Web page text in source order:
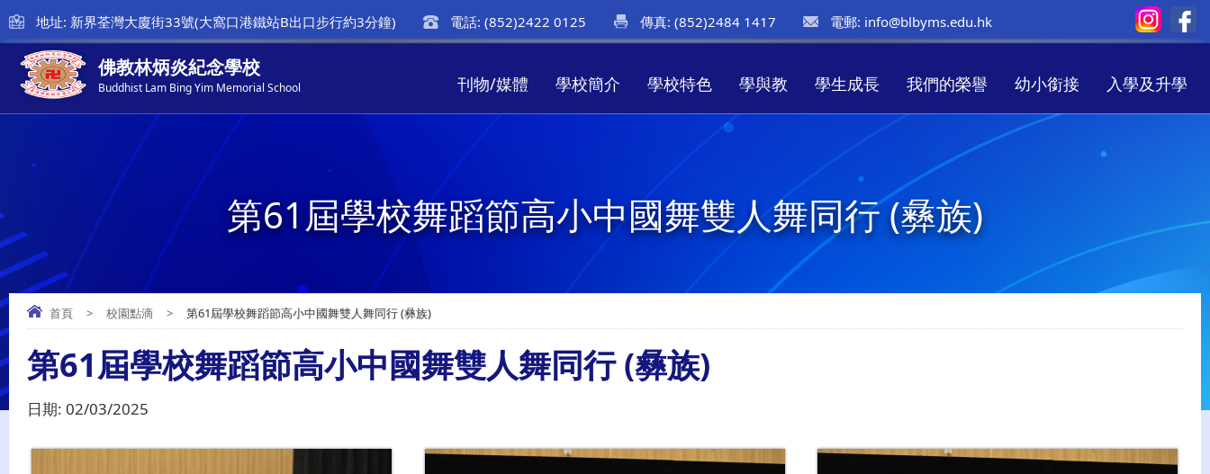
地址: 新界荃灣大廈街33號(大窩口港鐵站B出口步行約3分鐘) 電話: (852)2422 0125 傳真: (852)2484 1417 電郵: info@blbyms.edu.hk
佛教林炳炎紀念學校
Buddhist Lam Bing Yim Memorial School 刊物/媒體 學校簡介 學校特色 學與教 學生成長 我們的榮譽 幼小銜接 入學及升學
第61屆學校舞蹈節高小中國舞雙人舞同行 (彝族)
首頁 > 校園點滴 > 第61屆學校舞蹈節高小中國舞雙人舞同行 (彝族)
第61屆學校舞蹈節高小中國舞雙人舞同行 (彝族)
日期: 02/03/2025